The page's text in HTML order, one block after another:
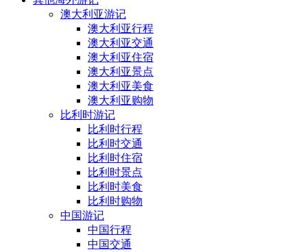
澳大利亚游记
澳大利亚行程
澳大利亚交通
澳大利亚住宿
澳大利亚景点
澳大利亚美食
澳大利亚购物
比利时游记
比利时行程
比利时交通
比利时住宿
比利时景点
比利时美食
比利时购物
中国游记
中国行程
中国交通